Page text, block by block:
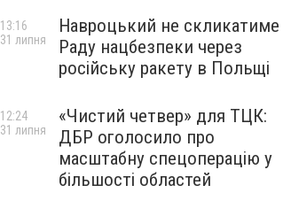
Навроцький не скликатиме
Раду нацбезпеки через
російську ракету в Польщі
13:16
31 липня
«Чистий четвер» для ТЦК:
ДБР оголосило про
масштабну спецоперацію у
більшості областей
12:24
31 липня